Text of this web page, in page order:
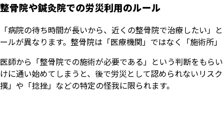
整骨院や鍼灸院での労災利用のルール
「病院の待ち時間が長いから、近くの整骨院で治療したい
ールが異なります。整骨院は「医療機関」ではなく「施術所
医師から「整骨院での施術が必要である」という判断をもら
けに通い始めてしまうと、後で労災として認められないリス
撲」や「捻挫」などの特定の怪我に限られます。